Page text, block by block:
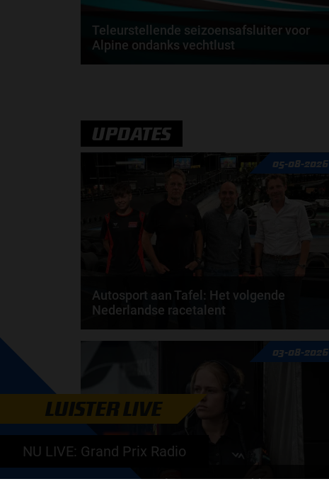
Teleurstellende seizoensafsluiter voor
Alpine ondanks vechtlust
doorSophie Boelhouwers
UPDATES
05-08-2026
Autosport aan Tafel: Het volgende
Nederlandse racetalent
Hoe klim je naar te top in de racewereld? Wat is er
nodig om alles uit je carrière te halen? En hoe...
de redactie van Grand Prix Radio
03-08-2026
Daniëlle Geel en Werner Budding te gast
LUISTER LIVE
NU LIVE: Grand Prix Radio